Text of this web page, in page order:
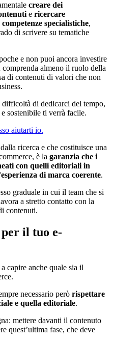
creare dei
e ricercare
specialistiche,
di scrivere su tematiche
e non puoi ancora investire
almeno il ruolo della
di contenuti di valori che non
di dedicarci del tempo,
sostenibile ti verrà facile.
aiutarti io.
ricerca e che costituisce una
è la garanzia che i
con quelli editoriali in
di marca coerente.
graduale in cui il team che si
a stretto contatto con la
contenuti.
il tuo e-
capire anche quale sia il
necessario però rispettare
e quella editoriale.
mettere davanti il contenuto
quest’ultima fase, che deve